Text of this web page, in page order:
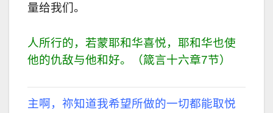
量给我们。
人所行的，若蒙耶和华喜悦，耶和华也使
他的仇敌与他和好。（箴言十六章7节）
主啊，祢知道我希望所做的一切都能取悦